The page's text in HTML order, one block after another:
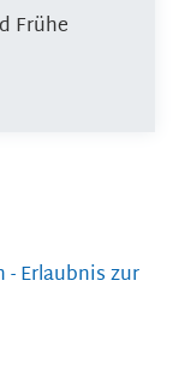
Frühe
Erlaubnis zur